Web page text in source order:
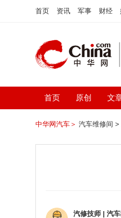
首页 资讯 军事 财经
首页 原创 文
中华网汽车＞ 汽车维修间 >
汽修技师 | 汽